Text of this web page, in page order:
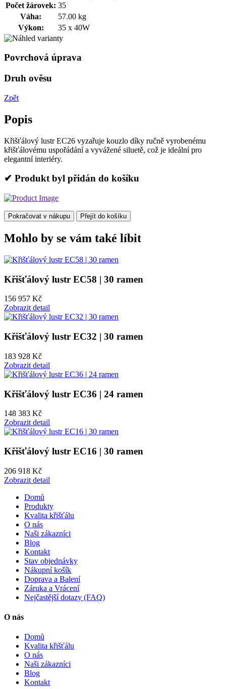
Počet žárovek: 35
Váha:
57.00 kg
Výkon:
35 x 40W
Povrchová úprava
Druh ověsu
Zpět
Popis
Křišťálový lustr EC26 vyzařuje kouzlo díky ručně vyrobenému
křišťálovému uspořádání a vyvážené siluetě, což je ideální pro
elegantní interiéry.
✔ Produkt byl přidán do košíku
Pokračovat v nákupu Přejít do košíku
Mohlo by se vám také líbit
Křišťálový lustr EC58 | 30 ramen
156 957 Kč
Zobrazit detail
Křišťálový lustr EC32 | 30 ramen
183 928 Kč
Zobrazit detail
Křišťálový lustr EC36 | 24 ramen
148 383 Kč
Zobrazit detail
Křišťálový lustr EC16 | 30 ramen
206 918 Kč
Zobrazit detail
Domů
Produkty
Kvalita křišťálu
O nás
Naši zákazníci
Blog
Kontakt
Stav objednávky
Nákupní košík
Doprava a Balení
Záruka a Vrácení
Nejčastější dotazy (FAQ)
O nás
Domů
Kvalita křišťálu
O nás
Naši zákazníci
Blog
Kontakt